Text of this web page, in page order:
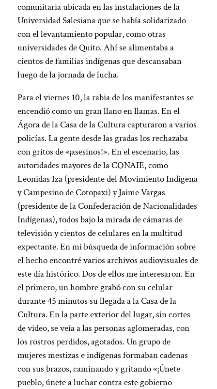
comunitaria ubicada en las instalaciones de la
Universidad Salesiana que se había solidarizado
con el levantamiento popular, como otras
universidades de Quito. Ahí se alimentaba a
cientos de familias indígenas que descansaban
luego de la jornada de lucha.
Para el viernes 10, la rabia de los manifestantes se
encendió como un gran llano en llamas. En el
Ágora de la Casa de la Cultura capturaron a varios
policías. La gente desde las gradas los rechazaba
con gritos de «¡asesinos!». En el escenario, las
autoridades mayores de la CONAIE, como
Leonidas Iza (presidente del Movimiento Indígena
y Campesino de Cotopaxi) y Jaime Vargas
(presidente de la Confederación de Nacionalidades
Indígenas), todos bajo la mirada de cámaras de
televisión y cientos de celulares en la multitud
expectante. En mi búsqueda de información sobre
el hecho encontré varios archivos audiovisuales de
este día histórico. Dos de ellos me interesaron. En
el primero, un hombre grabó con su celular
durante 45 minutos su llegada a la Casa de la
Cultura. En la parte exterior del lugar, sin cortes
de video, se veía a las personas aglomeradas, con
los rostros perdidos, agotados. Un grupo de
mujeres mestizas e indígenas formaban cadenas
con sus brazos, caminando y gritando «¡Únete
pueblo, únete a luchar contra este gobierno